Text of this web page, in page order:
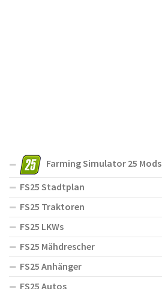
Farming Simulator 25 Mods
FS25 Stadtplan
FS25 Traktoren
FS25 LKWs
FS25 Mähdrescher
FS25 Anhänger
FS25 Autos